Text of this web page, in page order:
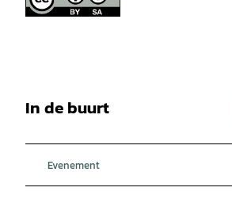
In de buurt
Evenement